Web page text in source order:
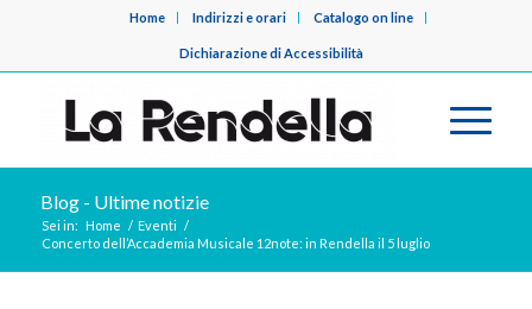
Home Indirizzi e orari Catalogo on line
Dichiarazione di Accessibilità
Blog - Ultime notizie
Sei in: Home / Eventi /
Concerto dell’Accademia Musicale 12note: in Rendella il 5 luglio